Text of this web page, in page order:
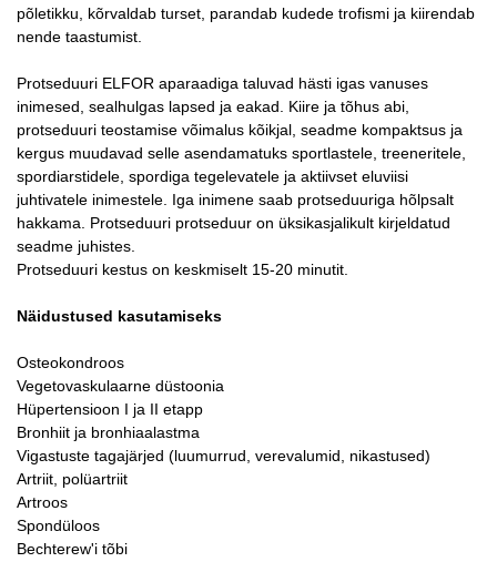
põletikku, kõrvaldab turset, parandab kudede trofismi ja kiirendab
nende taastumist.
Protseduuri ELFOR aparaadiga taluvad hästi igas vanuses
inimesed, sealhulgas lapsed ja eakad. Kiire ja tõhus abi,
protseduuri teostamise võimalus kõikjal, seadme kompaktsus ja
kergus muudavad selle asendamatuks sportlastele, treeneritele,
spordiarstidele, spordiga tegelevatele ja aktiivset eluviisi
juhtivatele inimestele. Iga inimene saab protseduuriga hõlpsalt
hakkama. Protseduuri protseduur on üksikasjalikult kirjeldatud
seadme juhistes.
Protseduuri kestus on keskmiselt 15-20 minutit.
Näidustused kasutamiseks
Osteokondroos
Vegetovaskulaarne düstoonia
Hüpertensioon I ja II etapp
Bronhiit ja bronhiaalastma
Vigastuste tagajärjed (luumurrud, verevalumid, nikastused)
Artriit, polüartriit
Artroos
Spondüloos
Bechterew'i tõbi